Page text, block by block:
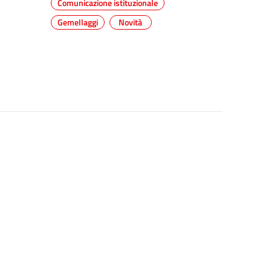
Comunicazione istituzionale
Gemellaggi
Novità